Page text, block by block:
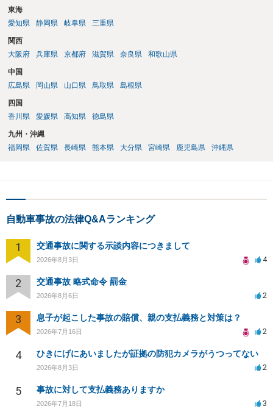
東海
愛知県
静岡県 岐阜県 三重県
関西
大阪府
兵庫県 京都府 滋賀県 奈良県 和歌山県
中国
広島県
岡山県 山口県 鳥取県 島根県
四国
香川県
愛媛県 高知県 徳島県
九州・沖縄
福岡県
佐賀県 長崎県 熊本県 大分県 宮崎県 鹿児島県 沖縄県
自動車事故の法律Q&Aランキング
1 交通事故に関する示談内容につきまして
2026年8月3日 4
2 交通事故 略式命令 罰金
2026年8月6日 2
3 息子が起こした事故の賠償、親の支払義務と対策は？
2026年7月16日 2
4 ひきにげにあいましたが証拠の防犯カメラがうつってない
2026年8月3日 2
5 事故に対して支払義務ありますか
2026年7月18日 3